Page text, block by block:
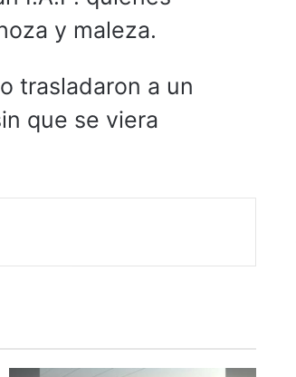
y maleza.
trasladaron a un
que se viera